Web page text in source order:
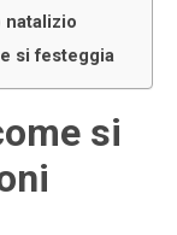
natalizio
si festeggia
si